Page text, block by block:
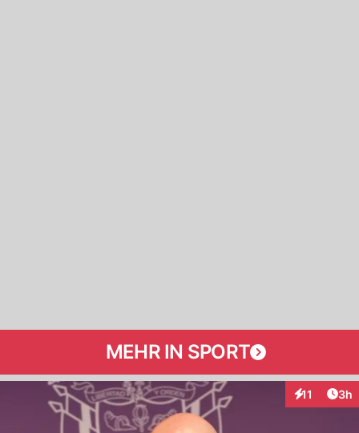
MEHR IN SPORT
11 3h